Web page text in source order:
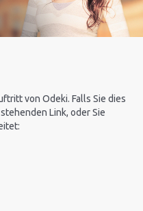
von Odeki. Falls Sie dies
Link, oder Sie